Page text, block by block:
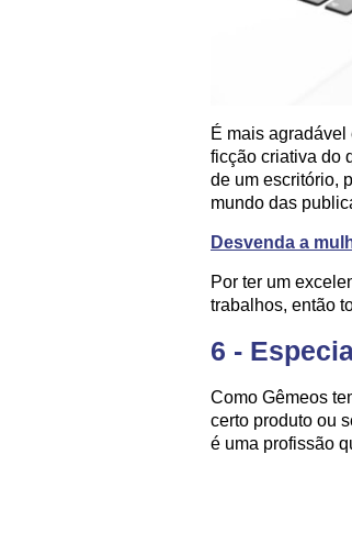
É mais
ficção criativa do
de um escritório,
mundo das
Desvenda a
Por ter um
trabalhos, então
6 -
Como Gêmeos
certo produto ou
é uma profissão